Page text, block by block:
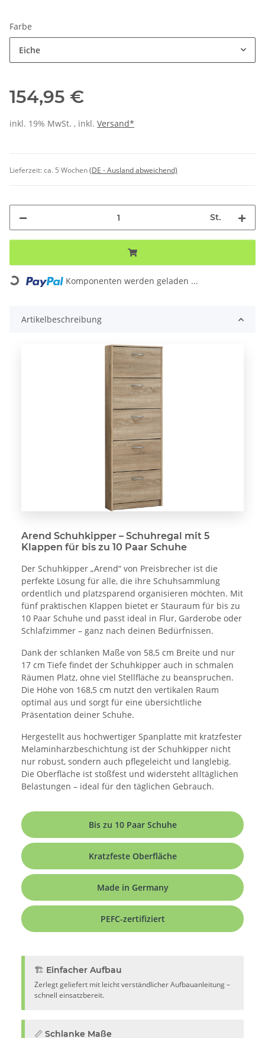
Farbe
Eiche
154,95 €
inkl. 19% MwSt. , inkl. Versand*
Lieferzeit:ca. 5 Wochen(DE - Ausland abweichend)
St.
Komponenten werden geladen ...
Artikelbeschreibung
Arend Schuhkipper – Schuhregal mit 5
Klappen für bis zu 10 Paar Schuhe
Der Schuhkipper „Arend“ von Preisbrecher ist die
perfekte Lösung für alle, die ihre Schuhsammlung
ordentlich und platzsparend organisieren möchten. Mit
fünf praktischen Klappen bietet er Stauraum für bis zu
10 Paar Schuhe und passt ideal in Flur, Garderobe oder
Schlafzimmer – ganz nach deinen Bedürfnissen.
Dank der schlanken Maße von 58,5 cm Breite und nur
17 cm Tiefe findet der Schuhkipper auch in schmalen
Räumen Platz, ohne viel Stellfläche zu beanspruchen.
Die Höhe von 168,5 cm nutzt den vertikalen Raum
optimal aus und sorgt für eine übersichtliche
Präsentation deiner Schuhe.
Hergestellt aus hochwertiger Spanplatte mit kratzfester
Melaminharzbeschichtung ist der Schuhkipper nicht
nur robust, sondern auch pflegeleicht und langlebig.
Die Oberfläche ist stoßfest und widersteht alltäglichen
Belastungen – ideal für den täglichen Gebrauch.
Bis zu 10 Paar Schuhe
Kratzfeste Oberfläche
Made in Germany
PEFC-zertifiziert
🏗️ Einfacher Aufbau
Zerlegt geliefert mit leicht verständlicher Aufbauanleitung –
schnell einsatzbereit.
📏 Schlanke Maße